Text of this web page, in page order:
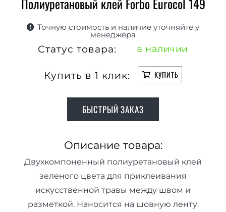
Точную стоимость и наличие уточняйте у
менеджера
Статус товара: в наличии
Купить в 1 клик: КУПИТЬ
БЫСТРЫЙ ЗАКАЗ
Описание товара:
Двухкомпоненный полиуретановый клей
зеленого цвета для приклеивания
искусственной травы между швом и
разметкой. Наносится на шовную ленту.